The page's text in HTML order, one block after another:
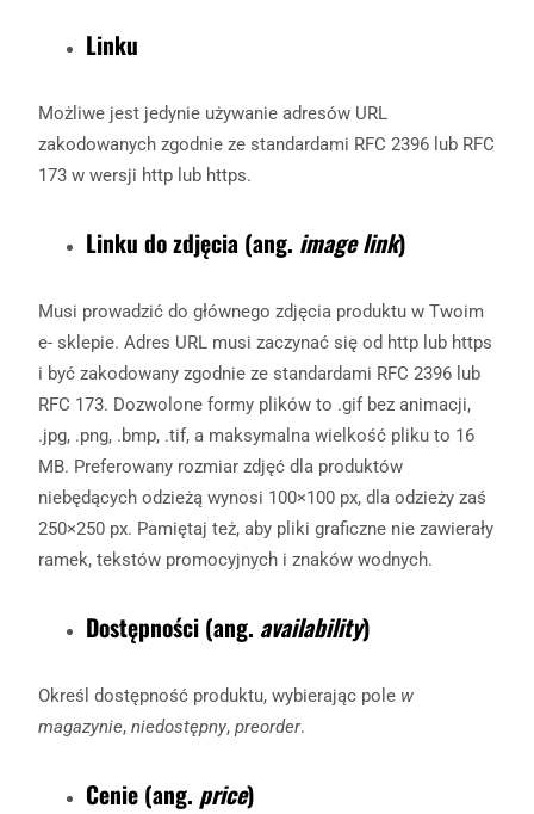
Linku
Możliwe jest jedynie używanie adresów URL
zakodowanych zgodnie ze standardami RFC 2396 lub RFC
173 w wersji http lub https.
Linku do zdjęcia (ang. image link)
Musi prowadzić do głównego zdjęcia produktu w Twoim
e- sklepie. Adres URL musi zaczynać się od http lub https
i być zakodowany zgodnie ze standardami RFC 2396 lub
RFC 173. Dozwolone formy plików to .gif bez animacji,
.jpg, .png, .bmp, .tif, a maksymalna wielkość pliku to 16
MB. Preferowany rozmiar zdjęć dla produktów
niebędących odzieżą wynosi 100×100 px, dla odzieży zaś
250×250 px. Pamiętaj też, aby pliki graficzne nie zawierały
ramek, tekstów promocyjnych i znaków wodnych.
Dostępności (ang. availability)
Określ dostępność produktu, wybierając pole w
magazynie, niedostępny, preorder.
Cenie (ang. price)